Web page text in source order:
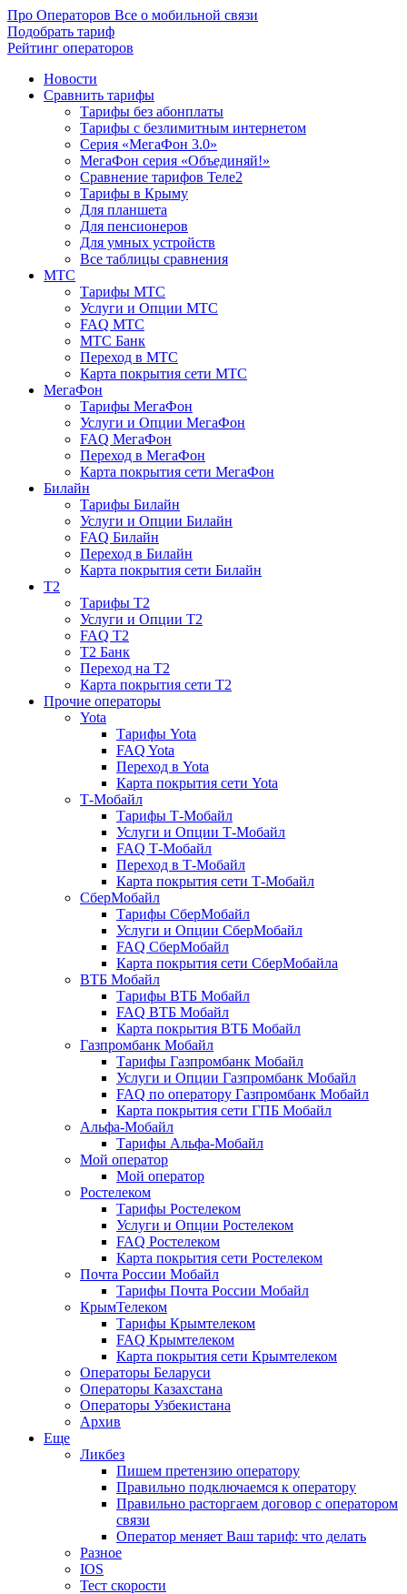
Про Операторов Все о мобильной связи
Подобрать тариф
Рейтинг операторов
Новости
Сравнить тарифы
Тарифы без абонплаты
Тарифы с безлимитным интернетом
Серия «МегаФон 3.0»
МегаФон серия «Объединяй!»
Сравнение тарифов Теле2
Тарифы в Крыму
Для планшета
Для пенсионеров
Для умных устройств
Все таблицы сравнения
МТС
Тарифы МТС
Услуги и Опции МТС
FAQ МТС
МТС Банк
Переход в МТС
Карта покрытия сети МТС
МегаФон
Тарифы МегаФон
Услуги и Опции МегаФон
FAQ МегаФон
Переход в МегаФон
Карта покрытия сети МегаФон
Билайн
Тарифы Билайн
Услуги и Опции Билайн
FAQ Билайн
Переход в Билайн
Карта покрытия сети Билайн
T2
Тарифы T2
Услуги и Опции T2
FAQ T2
T2 Банк
Переход на T2
Карта покрытия сети T2
Прочие операторы
Yota
Тарифы Yota
FAQ Yota
Переход в Yota
Карта покрытия сети Yota
Т-Мобайл
Тарифы Т-Мобайл
Услуги и Опции Т-Мобайл
FAQ Т-Мобайл
Переход в Т-Мобайл
Карта покрытия сети Т-Мобайл
СберМобайл
Тарифы СберМобайл
Услуги и Опции СберМобайл
FAQ СберМобайл
Карта покрытия сети СберМобайлa
ВТБ Мобайл
Тарифы ВТБ Мобайл
FAQ ВТБ Мобайл
Карта покрытия ВТБ Мобайл
Газпромбанк Мобайл
Тарифы Газпромбанк Мобайл
Услуги и Опции Газпромбанк Мобайл
FAQ по оператору Газпромбанк Мобайл
Карта покрытия сети ГПБ Мобайл
Альфа-Мобайл
Тарифы Альфа-Мобайл
Мой оператор
Мой оператор
Ростелеком
Тарифы Ростелеком
Услуги и Опции Ростелеком
FAQ Ростелеком
Карта покрытия сети Ростелеком
Почта России Мобайл
Тарифы Почта России Мобайл
КрымТелеком
Тарифы Крымтелеком
FAQ Крымтелеком
Карта покрытия сети Крымтелеком
Операторы Беларуси
Операторы Казахстана
Операторы Узбекистана
Архив
Еще
Ликбез
Пишем претензию оператору
Правильно подключаемся к оператору
Правильно расторгаем договор с оператором
связи
Оператор меняет Ваш тариф: что делать
Разное
IOS
Тест скорости